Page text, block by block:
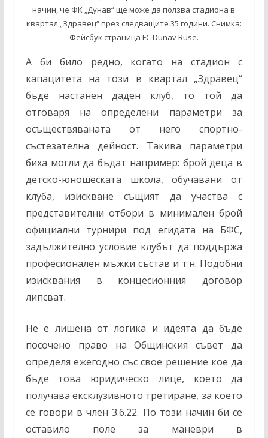
начин, че ФК „Дунав“ ще може да ползва стадиона в
квартал „Здравец“ през следващите 35 години. Снимка:
Фейсбук страница FC Dunav Ruse.
А би било редно, когато на стадион с
капацитета на този в квартал „Здравец“
бъде настанен даден клуб, то той да
отговаря на определени параметри за
осъществяваната от него спортно-
състезателна дейност. Такива параметри
биха могли да бъдат например: брой деца в
детско-юношеската школа, обучавани от
клуба, изискване същият да участва с
представителни отбори в минимален брой
официални турнири под егидата на БФС,
задължително условие клубът да поддържа
професионален мъжки състав и т.н. Подобни
изисквания в концесионния договор
липсват.
Не е лишена от логика и идеята да бъде
посочено право на Общинския съвет да
определя ежегодно със свое решение кое да
бъде това юридическо лице, което да
получава ексклузивното третиране, за което
се говори в член 3.6.22. По този начин би се
оставило поле за маневри в